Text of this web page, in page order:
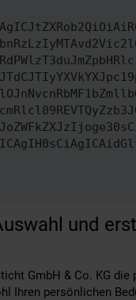
und
GmbH & Co. KG
Ihren persönlichen